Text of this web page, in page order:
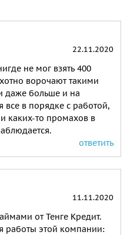
22.11.2020
не мог взять 400
ворочают такими
даже больше и на
в порядке с работой,
каких-то промахов в
ответить
11.11.2020
от Тенге Кредит.
работы этой компании: